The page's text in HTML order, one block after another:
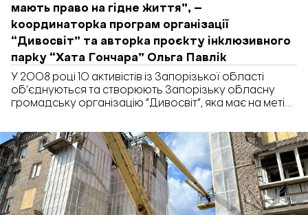
мають право на гідне життя”, —
координаторка програм організації
“Дивосвіт” та авторка проєкту інклюзивного
парку “Хата Гончара” Ольга Павлік
У 2008 році 10 активістів із Запорізької області
об’єднуються та створюють Запорізьку обласну
громадську організацію “Дивосвіт”, яка має на меті
регіоні. Згодом вони разом із сільською громадою
села Геленджик, що у Вільнянському районі,
запускають пілотний проєкт історико-туристичного
комплексу Парк історичних та етнічних періодів
“Етносело”. Сьогодні об’єднання налічує вже […]